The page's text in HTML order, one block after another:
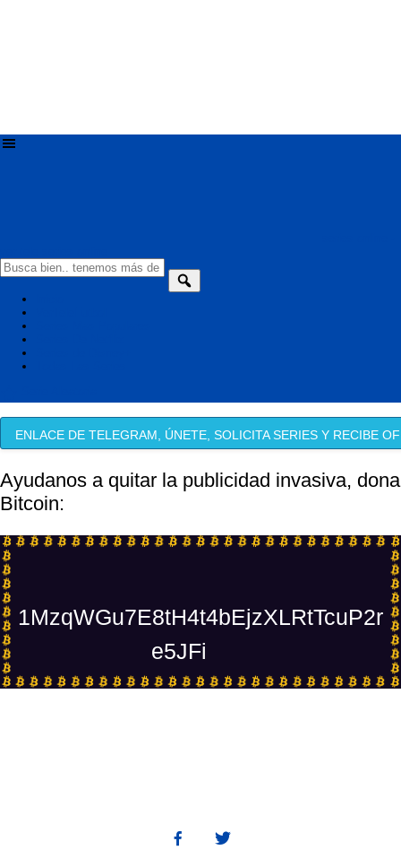
ENLACE DE TELEGRAM, ÚNETE, SOLICITA SERIES Y RECIBE
Ayudanos a quitar la publicidad invasiva, dona
Bitcoin:
1MzqWGu7E8tH4t4bEjzXLRtTcuP2r
e5JFi